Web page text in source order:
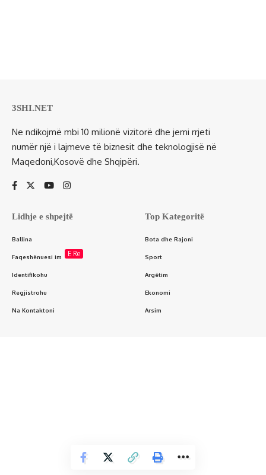
3SHI.NET
Ne ndikojmë mbi 10 milionë vizitorë dhe jemi rrjeti
numër një i lajmeve të biznesit dhe teknologjisë në
Maqedoni,Kosovë dhe Shqipëri.
Lidhje e shpejtë
Ballina
Faqeshënuesi im E Re
Identifikohu
Regjistrohu
Na Kontaktoni
Top Kategoritë
Bota dhe Rajoni
Sport
Argëtim
Ekonomi
Arsim